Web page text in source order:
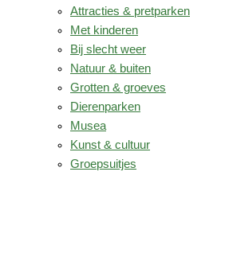
Attracties & pretparken
Met kinderen
Bij slecht weer
Natuur & buiten
Grotten & groeves
Dierenparken
Musea
Kunst & cultuur
Groepsuitjes